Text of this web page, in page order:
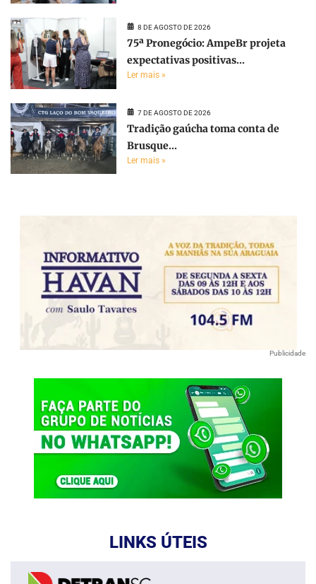
8 DE AGOSTO DE 2026
75ª Pronegócio: AmpeBr projeta
expectativas positivas...
Ler mais »
7 DE AGOSTO DE 2026
Tradição gaúcha toma conta de
Brusque...
Ler mais »
Publicidade
LINKS ÚTEIS